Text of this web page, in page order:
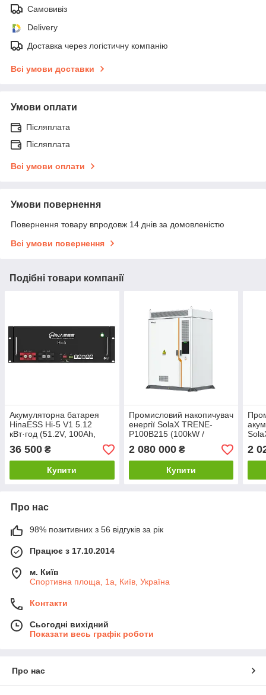
Самовивіз
Delivery
Доставка через логістичну компанію
Всі умови доставки
Умови оплати
Післяплата
Післяплата
Всі умови оплати
Умови повернення
Повернення товару впродовж 14 днів за домовленістю
Всі умови повернення
Подібні товари компанії
Акумуляторна батарея
HinaESS Hi-5 V1 5.12
кВт·год (51.2V, 100Ah,
LiFePO₄, Smart BMS,
100A)
36 500 ₴
Купити
Промисловий накопичувач
енергії SolaX TRENE-
P100B215 (100kW /
215kWh, LiFePO₄ ESS,
Liquid Cooling)
2 080 000₴
Купити
2
Про нас
98% позитивних з 56 відгуків за рік
Працює з 17.10.2014
м. Київ
Спортивна площа, 1а, Київ, Україна
Контакти
Сьогодні вихідний
Показати весь графік роботи
Про нас